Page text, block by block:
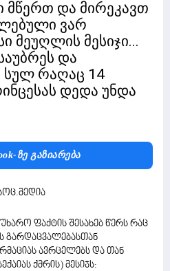
მწერთ და მირეკავთ
ვარ
მეუღლის მესიჯი...
და
სულ რაღაც 14
დედა უნდა
Ზე Გაზიარება
ფაქტის შესახებ წერს რაც
გარდაცვალებასთან
ავრცელებს და თან
ქმრის) მესიჯს: